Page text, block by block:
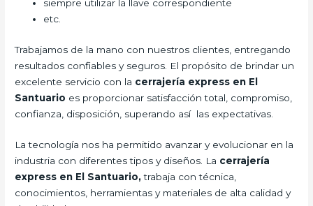
siempre utilizar la llave correspondiente
etc.
Trabajamos de la mano con nuestros clientes, entregando
resultados confiables y seguros. El propósito de brindar un
excelente servicio con la cerrajería express en El
Santuario es proporcionar satisfacción total, compromiso,
confianza, disposición, superando así las expectativas.
La tecnología nos ha permitido avanzar y evolucionar en la
industria con diferentes tipos y diseños. La cerrajería
express en El Santuario,trabaja con técnica,
conocimientos, herramientas y materiales de alta calidad y